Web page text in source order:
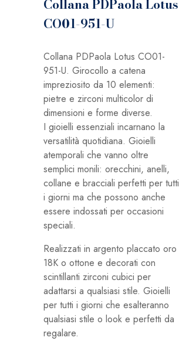
Collana PDPaola Lotus
CO01-951-U
Collana PDPaola Lotus CO01-
951-U. Girocollo a catena
impreziosito da 10 elementi:
pietre e zirconi multicolor di
dimensioni e forme diverse.
I gioielli essenziali incarnano la
versatilità quotidiana. Gioielli
atemporali che vanno oltre
semplici monili: orecchini, anelli,
collane e bracciali perfetti per tutti
i giorni ma che possono anche
essere indossati per occasioni
speciali.
Realizzati in argento placcato oro
18K o ottone e decorati con
scintillanti zirconi cubici per
adattarsi a qualsiasi stile. Gioielli
per tutti i giorni che esalteranno
qualsiasi stile o look e perfetti da
regalare.